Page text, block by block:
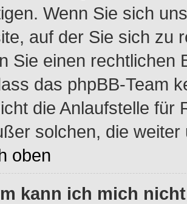
Wenn Sie sich
auf der Sie sich zu
Sie einen rechtlichen
das phpBB-Team
die Anlaufstelle für
solchen, die
oben
kann ich mich